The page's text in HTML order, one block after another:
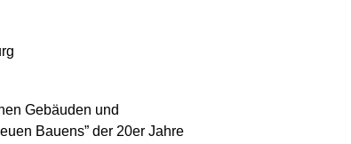
Gebäuden und
Bauens” der 20er Jahre